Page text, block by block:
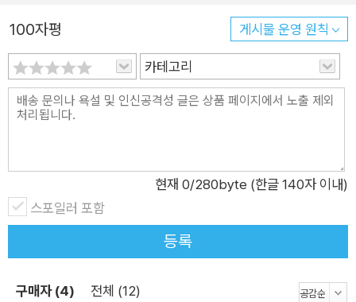
이론을 제시한 피에르 르장드르를 통해 라캉의 세 가지 주요 개념
을 비판하는 동시에 재정립한다. 특히 정신분석의 자폐성을 논하
면서 라캉의 <거울> 개념을 비판적으로 계승하고 내놓은 르장
드르의 <사회적 거울>이라는 개념, 그리고 정보의 효율적 매체
로서의 텍스트가 아닌, 또 다른 가능성을 실현하는 ‘텍스트적 실
심이 르장드르에 관한 논의에 있음을 알 수 있을 것이다. 제3부
「미셸 푸코, 생존의 미학 너머에서」에서는 라캉 및 라캉학파의 관
점, 정신분석과 사회학, 인류학의 축이 되는 관점을 근본 개념부
터 비판하며 주체화의 구조를 밝히려한 푸코의 궤적을 재구성한
100자평 게시물 운영 원칙
카테고리
현재 0/280byte (한글 140자 이내)
스포일러 포함
등록
구매자 (4) 전체 (12)